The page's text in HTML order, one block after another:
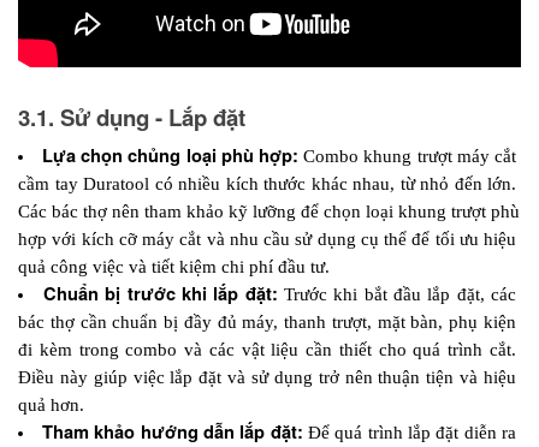
3.1. Sử dụng - Lắp đặt
Lựa chọn chủng loại phù hợp: Combo khung trượt máy cắt
cầm tay Duratool có nhiều kích thước khác nhau, từ nhỏ đến lớn.
Các bác thợ nên tham khảo kỹ lưỡng để chọn loại khung trượt phù
hợp với kích cỡ máy cắt và nhu cầu sử dụng cụ thể để tối ưu hiệu
quả công việc và tiết kiệm chi phí đầu tư.
Chuẩn bị trước khi lắp đặt: Trước khi bắt đầu lắp đặt, các
bác thợ cần chuẩn bị đầy đủ máy, thanh trượt, mặt bàn, phụ kiện
đi kèm trong combo và các vật liệu cần thiết cho quá trình cắt.
Điều này giúp việc lắp đặt và sử dụng trở nên thuận tiện và hiệu
quả hơn.
Tham khảo hướng dẫn lắp đặt: Để quá trình lắp đặt diễn ra